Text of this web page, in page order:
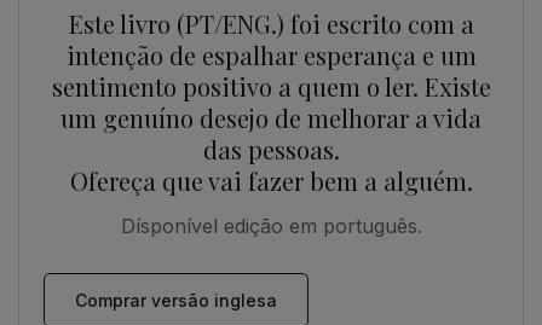
Este livro (PT/ENG.) foi escrito com a
intenção de espalhar esperança e um
sentimento positivo a quem o ler. Existe
um genuíno desejo de melhorar a vida
das pessoas.
Ofereça que vai fazer bem a alguém.
Dísponível edição em português.
Comprar versão inglesa